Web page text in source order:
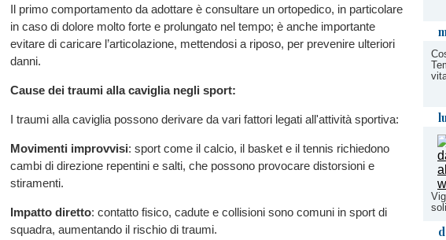
Il primo comportamento da adottare è consultare un ortopedico, in particolare
in caso di dolore molto forte e prolungato nel tempo; è anche importante
evitare di caricare l’articolazione, mettendosi a riposo, per prevenire ulteriori
danni.
Cause dei traumi alla caviglia negli sport:
I traumi alla caviglia possono derivare da vari fattori legati all'attività sportiva:
Movimenti improvvisi: sport come il calcio, il basket e il tennis richiedono
cambi di direzione repentini e salti, che possono provocare distorsioni e
stiramenti.
Impatto diretto: contatto fisico, cadute e collisioni sono comuni in sport di
squadra, aumentando il rischio di traumi.